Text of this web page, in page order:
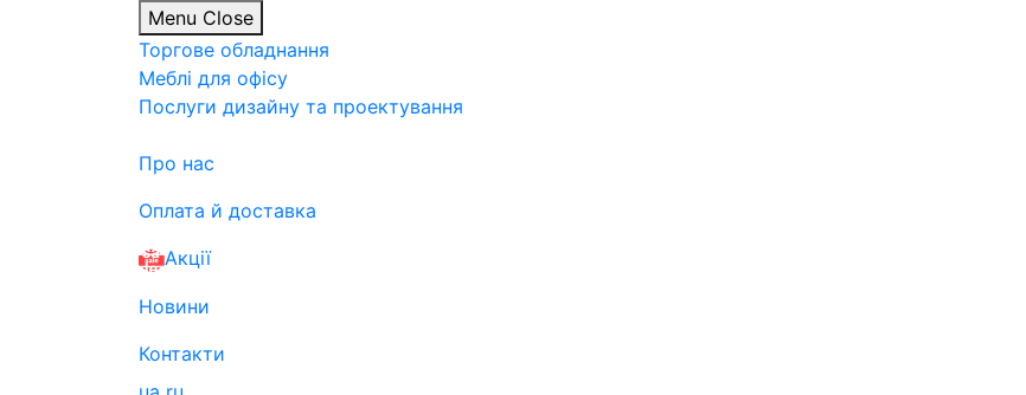
Menu Close
Торгове обладнання
Меблі для офісу
Послуги дизайну та проектування
Про нас
Оплата й доставка
Акції
Новини
Контакти